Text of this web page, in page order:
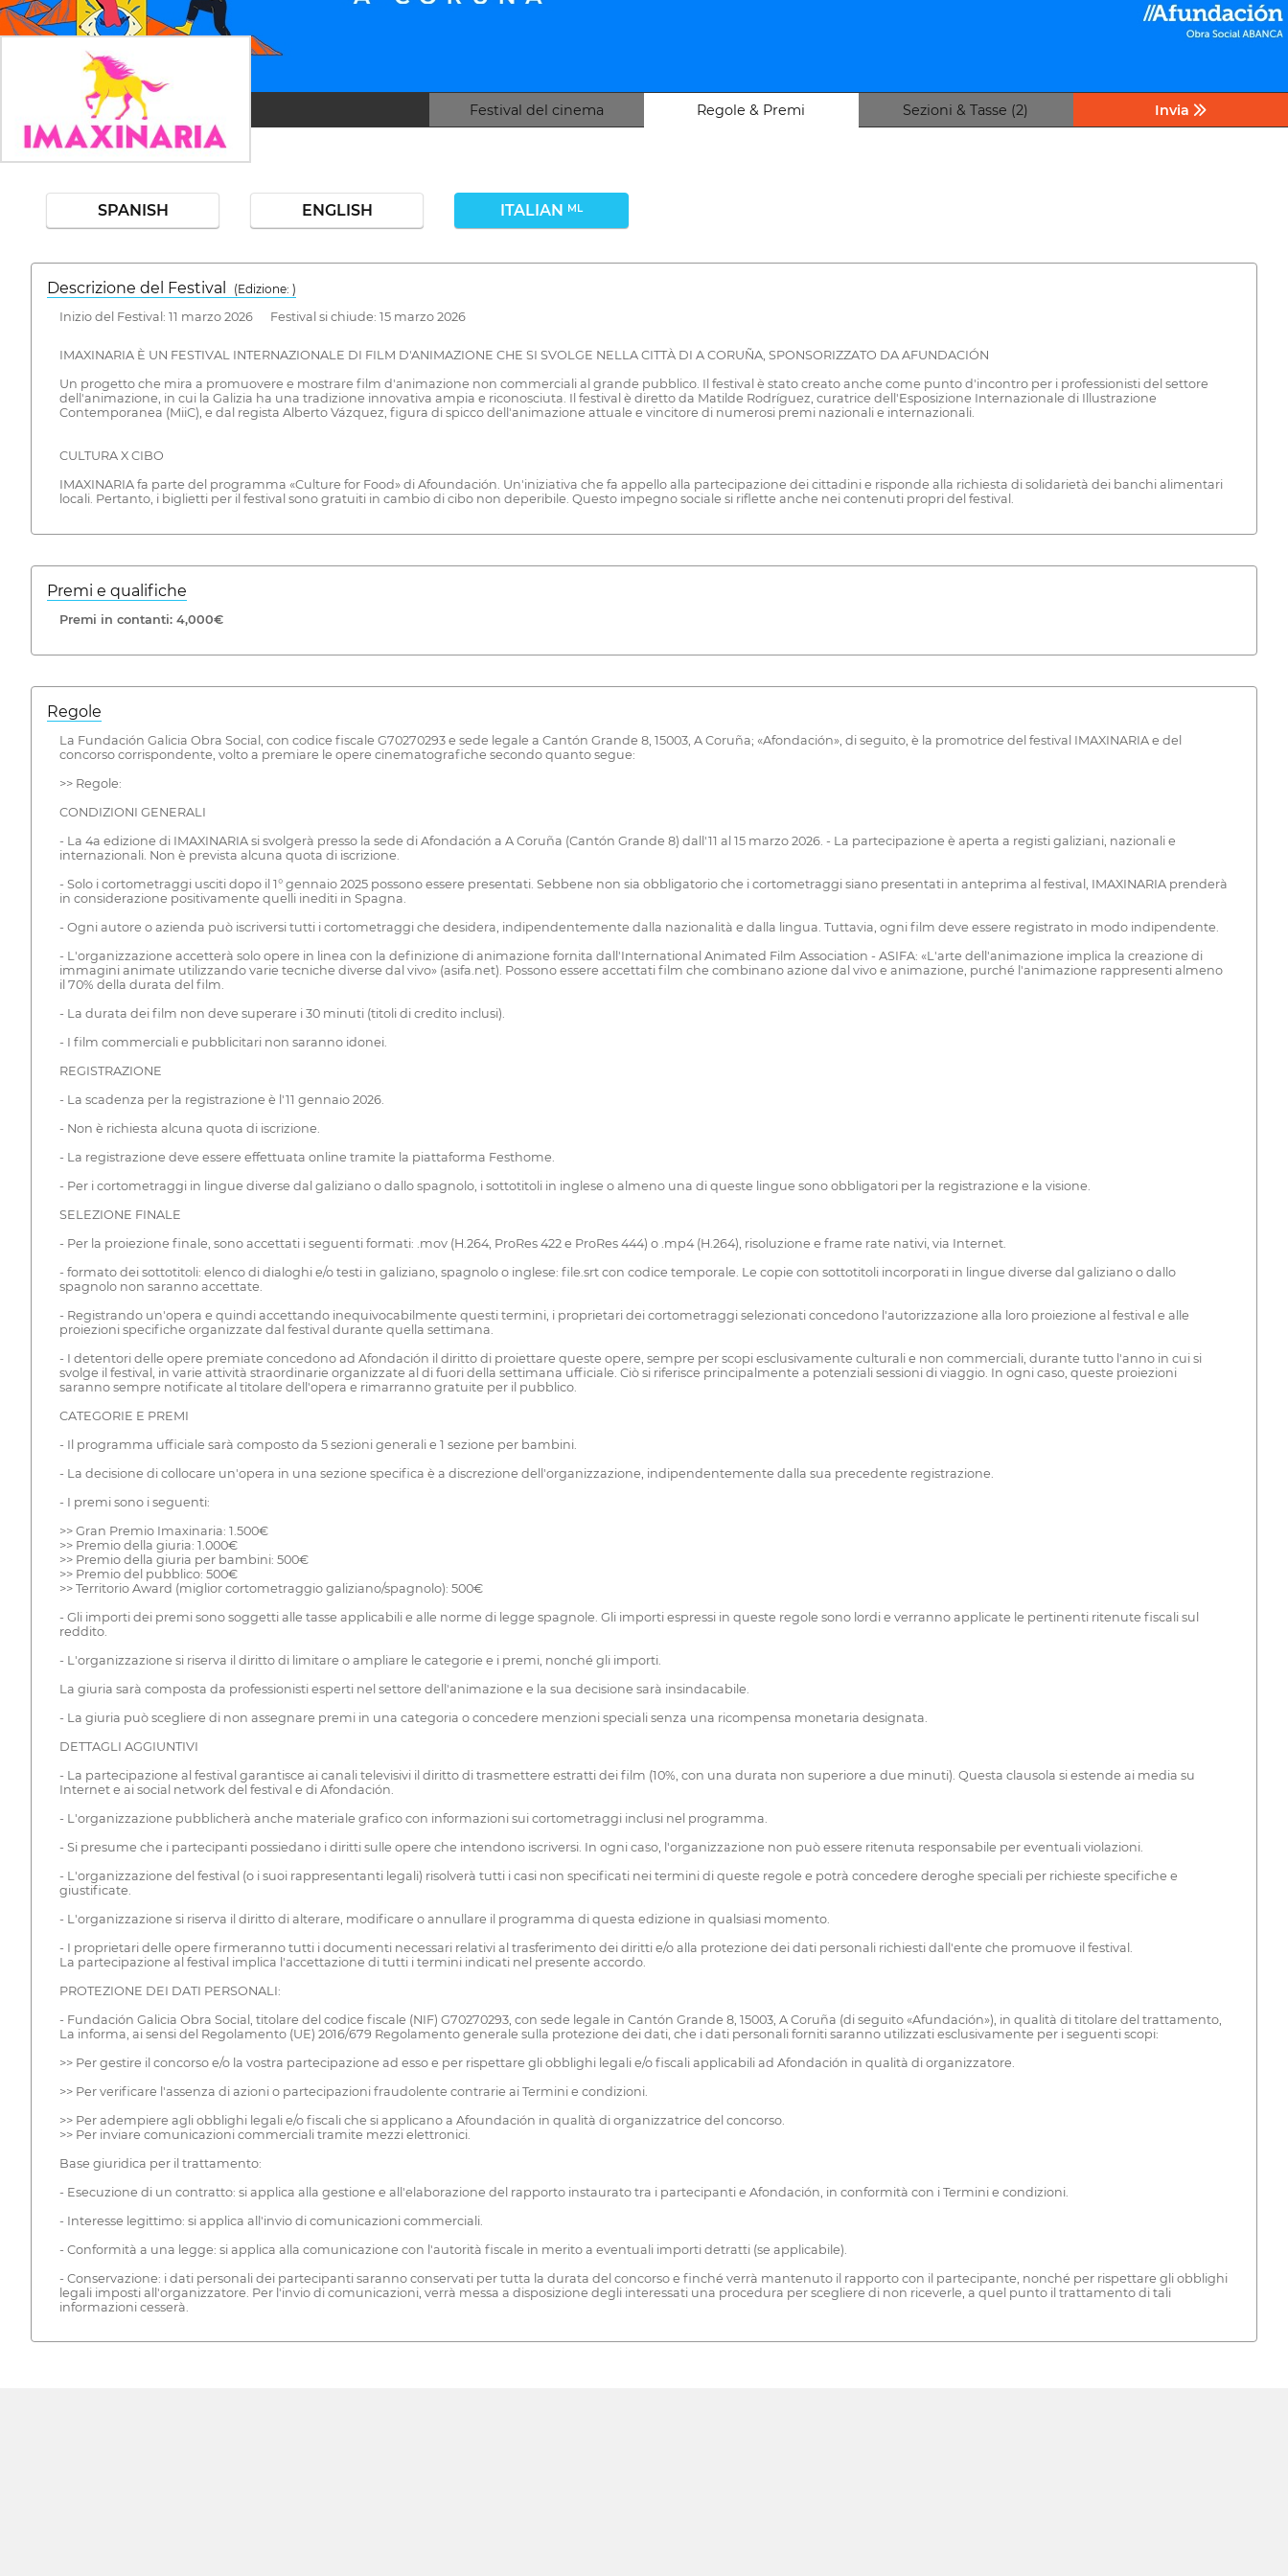
Festival del cinema Regole & Premi Sezioni & Tasse (2) Invia
SPANISH ENGLISH ITALIAN ML
Descrizione del Festival
( Edizione: )
Inizio del Festival: 11 marzo 2026 Festival si chiude: 15 marzo 2026
IMAXINARIA È UN FESTIVAL INTERNAZIONALE DI FILM D'ANIMAZIONE CHE SI SVOLGE NELLA CITTÀ DI A CORUÑA, SPONSORIZZATO DA AFUNDACIÓN
Un progetto che mira a promuovere e mostrare film d'animazione non commerciali al grande pubblico. Il festival è stato creato anche come punto d'incontro per i professionisti del settore
dell'animazione, in cui la Galizia ha una tradizione innovativa ampia e riconosciuta. Il festival è diretto da Matilde Rodríguez, curatrice dell'Esposizione Internazionale di Illustrazione
Contemporanea (MiiC), e dal regista Alberto Vázquez, figura di spicco dell'animazione attuale e vincitore di numerosi premi nazionali e internazionali.
CULTURA X CIBO
IMAXINARIA fa parte del programma «Culture for Food» di Afoundación. Un'iniziativa che fa appello alla partecipazione dei cittadini e risponde alla richiesta di solidarietà dei banchi alimentari
locali. Pertanto, i biglietti per il festival sono gratuiti in cambio di cibo non deperibile. Questo impegno sociale si riflette anche nei contenuti propri del festival.
Premi e qualifiche
Premi in contanti: 4,000€
Regole
La Fundación Galicia Obra Social, con codice fiscale G70270293 e sede legale a Cantón Grande 8, 15003, A Coruña; «Afondación», di seguito, è la promotrice del festival IMAXINARIA e del
concorso corrispondente, volto a premiare le opere cinematografiche secondo quanto segue:
>> Regole:
CONDIZIONI GENERALI
- La 4a edizione di IMAXINARIA si svolgerà presso la sede di Afondación a A Coruña (Cantón Grande 8) dall'11 al 15 marzo 2026. - La partecipazione è aperta a registi galiziani, nazionali e
internazionali. Non è prevista alcuna quota di iscrizione.
- Solo i cortometraggi usciti dopo il 1° gennaio 2025 possono essere presentati. Sebbene non sia obbligatorio che i cortometraggi siano presentati in anteprima al festival, IMAXINARIA prenderà
in considerazione positivamente quelli inediti in Spagna.
- Ogni autore o azienda può iscriversi tutti i cortometraggi che desidera, indipendentemente dalla nazionalità e dalla lingua. Tuttavia, ogni film deve essere registrato in modo indipendente.
- L'organizzazione accetterà solo opere in linea con la definizione di animazione fornita dall'International Animated Film Association - ASIFA: «L'arte dell'animazione implica la creazione di
immagini animate utilizzando varie tecniche diverse dal vivo» (asifa.net). Possono essere accettati film che combinano azione dal vivo e animazione, purché l'animazione rappresenti almeno
il 70% della durata del film.
- La durata dei film non deve superare i 30 minuti (titoli di credito inclusi).
- I film commerciali e pubblicitari non saranno idonei.
REGISTRAZIONE
- La scadenza per la registrazione è l'11 gennaio 2026.
- Non è richiesta alcuna quota di iscrizione.
- La registrazione deve essere effettuata online tramite la piattaforma Festhome.
- Per i cortometraggi in lingue diverse dal galiziano o dallo spagnolo, i sottotitoli in inglese o almeno una di queste lingue sono obbligatori per la registrazione e la visione.
SELEZIONE FINALE
- Per la proiezione finale, sono accettati i seguenti formati: .mov (H.264, ProRes 422 e ProRes 444) o .mp4 (H.264), risoluzione e frame rate nativi, via Internet.
- formato dei sottotitoli: elenco di dialoghi e/o testi in galiziano, spagnolo o inglese: file.srt con codice temporale. Le copie con sottotitoli incorporati in lingue diverse dal galiziano o dallo
spagnolo non saranno accettate.
- Registrando un'opera e quindi accettando inequivocabilmente questi termini, i proprietari dei cortometraggi selezionati concedono l'autorizzazione alla loro proiezione al festival e alle
proiezioni specifiche organizzate dal festival durante quella settimana.
- I detentori delle opere premiate concedono ad Afondación il diritto di proiettare queste opere, sempre per scopi esclusivamente culturali e non commerciali, durante tutto l'anno in cui si
svolge il festival, in varie attività straordinarie organizzate al di fuori della settimana ufficiale. Ciò si riferisce principalmente a potenziali sessioni di viaggio. In ogni caso, queste proiezioni
saranno sempre notificate al titolare dell'opera e rimarranno gratuite per il pubblico.
CATEGORIE E PREMI
- Il programma ufficiale sarà composto da 5 sezioni generali e 1 sezione per bambini.
- La decisione di collocare un'opera in una sezione specifica è a discrezione dell'organizzazione, indipendentemente dalla sua precedente registrazione.
- I premi sono i seguenti:
>> Gran Premio Imaxinaria: 1.500€
>> Premio della giuria: 1.000€
>> Premio della giuria per bambini: 500€
>> Premio del pubblico: 500€
>> Territorio Award (miglior cortometraggio galiziano/spagnolo): 500€
- Gli importi dei premi sono soggetti alle tasse applicabili e alle norme di legge spagnole. Gli importi espressi in queste regole sono lordi e verranno applicate le pertinenti ritenute fiscali sul
reddito.
- L'organizzazione si riserva il diritto di limitare o ampliare le categorie e i premi, nonché gli importi.
La giuria sarà composta da professionisti esperti nel settore dell'animazione e la sua decisione sarà insindacabile.
- La giuria può scegliere di non assegnare premi in una categoria o concedere menzioni speciali senza una ricompensa monetaria designata.
DETTAGLI AGGIUNTIVI
- La partecipazione al festival garantisce ai canali televisivi il diritto di trasmettere estratti dei film (10%, con una durata non superiore a due minuti). Questa clausola si estende ai media su
Internet e ai social network del festival e di Afondación.
- L'organizzazione pubblicherà anche materiale grafico con informazioni sui cortometraggi inclusi nel programma.
- Si presume che i partecipanti possiedano i diritti sulle opere che intendono iscriversi. In ogni caso, l'organizzazione non può essere ritenuta responsabile per eventuali violazioni.
- L'organizzazione del festival (o i suoi rappresentanti legali) risolverà tutti i casi non specificati nei termini di queste regole e potrà concedere deroghe speciali per richieste specifiche e
giustificate.
- L'organizzazione si riserva il diritto di alterare, modificare o annullare il programma di questa edizione in qualsiasi momento.
- I proprietari delle opere firmeranno tutti i documenti necessari relativi al trasferimento dei diritti e/o alla protezione dei dati personali richiesti dall'ente che promuove il festival.
La partecipazione al festival implica l'accettazione di tutti i termini indicati nel presente accordo.
PROTEZIONE DEI DATI PERSONALI:
- Fundación Galicia Obra Social, titolare del codice fiscale (NIF) G70270293, con sede legale in Cantón Grande 8, 15003, A Coruña (di seguito «Afundación»), in qualità di titolare del trattamento,
La informa, ai sensi del Regolamento (UE) 2016/679 Regolamento generale sulla protezione dei dati, che i dati personali forniti saranno utilizzati esclusivamente per i seguenti scopi:
>> Per gestire il concorso e/o la vostra partecipazione ad esso e per rispettare gli obblighi legali e/o fiscali applicabili ad Afondación in qualità di organizzatore.
>> Per verificare l'assenza di azioni o partecipazioni fraudolente contrarie ai Termini e condizioni.
>> Per adempiere agli obblighi legali e/o fiscali che si applicano a Afoundación in qualità di organizzatrice del concorso.
>> Per inviare comunicazioni commerciali tramite mezzi elettronici.
Base giuridica per il trattamento:
- Esecuzione di un contratto: si applica alla gestione e all'elaborazione del rapporto instaurato tra i partecipanti e Afondación, in conformità con i Termini e condizioni.
- Interesse legittimo: si applica all'invio di comunicazioni commerciali.
- Conformità a una legge: si applica alla comunicazione con l'autorità fiscale in merito a eventuali importi detratti (se applicabile).
- Conservazione: i dati personali dei partecipanti saranno conservati per tutta la durata del concorso e finché verrà mantenuto il rapporto con il partecipante, nonché per rispettare gli obblighi
legali imposti all'organizzatore. Per l'invio di comunicazioni, verrà messa a disposizione degli interessati una procedura per scegliere di non riceverle, a quel punto il trattamento di tali
informazioni cesserà.